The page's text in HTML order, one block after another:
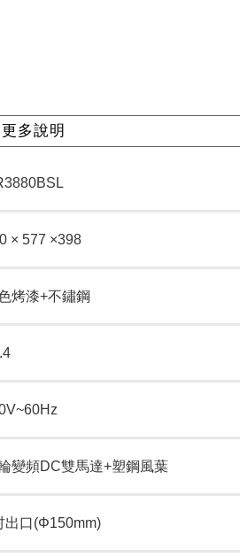
更多說明
× 577 ×398
烤漆+不鏽鋼
變頻DC雙馬達+塑鋼風葉
出口(Φ150mm)